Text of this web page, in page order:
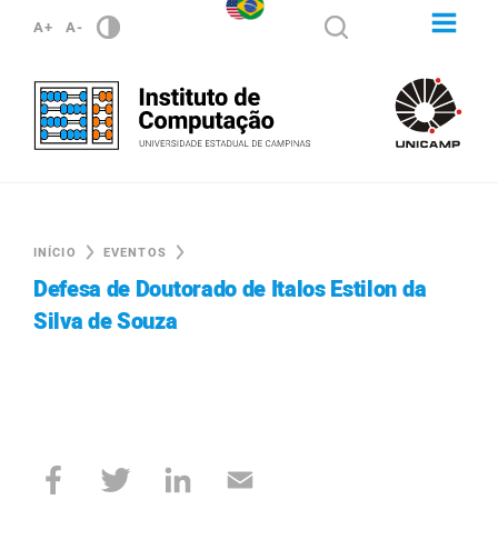
A+ A-
INÍCIO EVENTOS
Defesa de Doutorado de Italos Estilon da
Silva de Souza